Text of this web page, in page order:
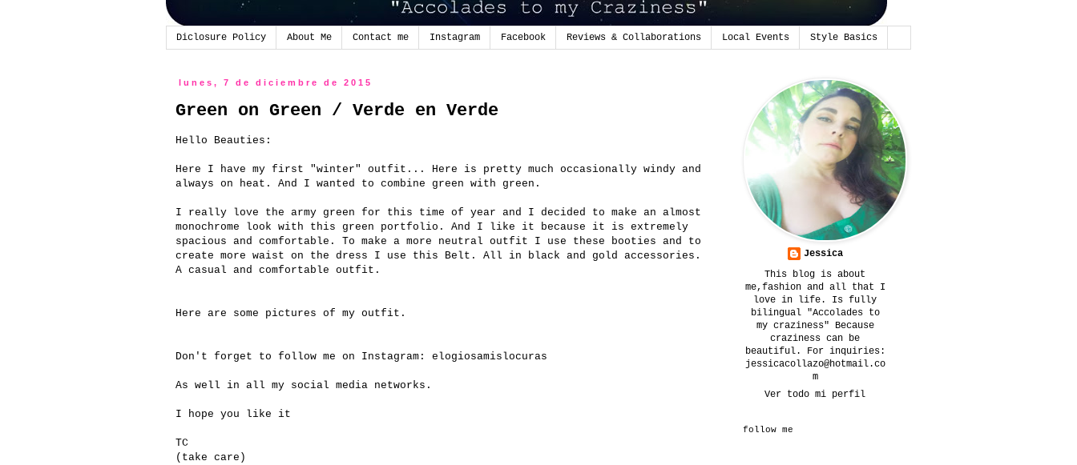
Diclosure Policy About Me Contact me Instagram Facebook Reviews & Collaborations Local Events Style Basics
lunes, 7 de diciembre de 2015
Green on Green / Verde en Verde
Hello Beauties:
Here I have my first "winter" outfit... Here is pretty much occasionally windy and
always on heat. And I wanted to combine green with green.
I really love the army green for this time of year and I decided to make an almost
monochrome look with this green portfolio. And I like it because it is extremely
spacious and comfortable. To make a more neutral outfit I use these booties and to
create more waist on the dress I use this Belt. All in black and gold accessories.
A casual and comfortable outfit.
Here are some pictures of my outfit.
Don't forget to follow me on Instagram: elogiosamislocuras
As well in all my social media networks.
I hope you like it
TC
(take care)
Jessica
This blog is about
me,fashion and all that I
love in life. Is fully
bilingual "Accolades to
my craziness" Because
craziness can be
beautiful. For inquiries:
jessicacollazo@hotmail.co
m
Ver todo mi perfil
follow me